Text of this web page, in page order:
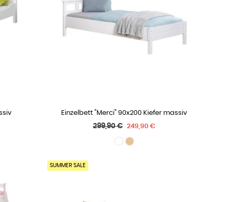
WÄHLE OPTIONEN
Einzelbett "Merci" 90x200 Kiefer massiv
Normaler
299,90 € 249,90 €
SUMMER SALE